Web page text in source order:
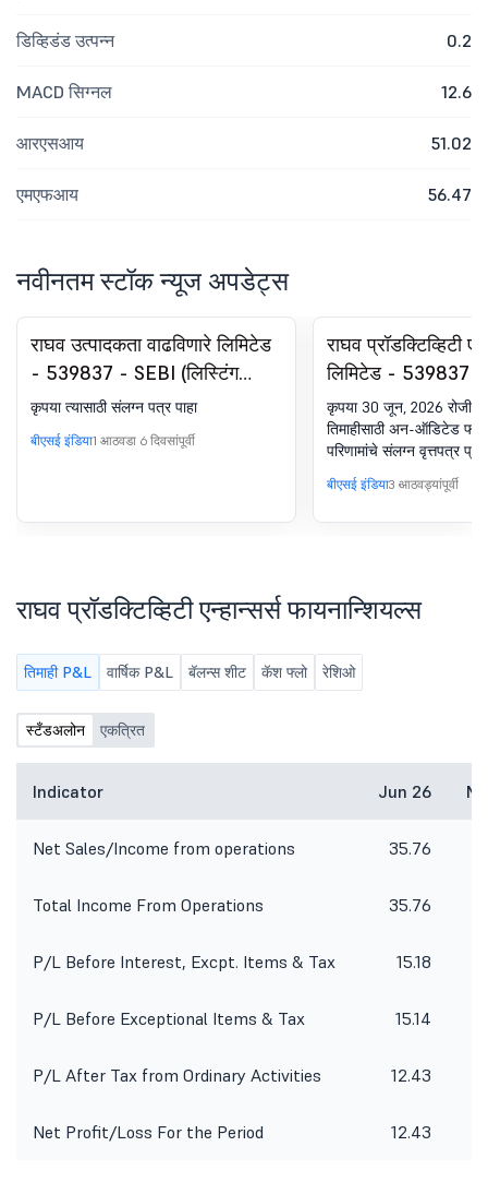
डिव्हिडंड उत्पन्न 0.2
MACD सिग्नल 12.6
आरएसआय 51.02
एमएफआय 56.47
नवीनतम स्टॉक न्यूज अपडेट्स
राघव उत्पादकता वाढविणारे लिमिटेड
- 539837 - SEBI (लिस्टिंग
ऑब्लिगेशन्स अँड डिस्क्लोजर
रिक्वायरमेंट्स) रेग्युलेशन्स, 2015 च्या
कृपया त्यासाठी संलग्न पत्र पाहा
बीएसई इंडिया1 आठवडा 6 दिवसांपूर्वी
राघव प्रॉडक्टिव्हिटी
लिमिटेड - 539837
30 (एलओडीआर)
न्यूजपेपर पब्लिकेशन
कृपया 30 जून, 2026 रोजी
तिमाहीसाठी अन-ऑडिटेड
परिणामांचे संलग्न वृत्तपत्र
बीएसई इंडिया3 आठवड्यांपूर्वी
राघव प्रॉडक्टिव्हिटी एन्हान्सर्स फायनान्शियल्स
तिमाही P&L वार्षिक P&L बॅलन्स शीट कॅश फ्लो रेशिओ
स्टँडअलोन एकत्रित
Indicator Jun 26
Net Sales/Income from operations 35.76
Total Income From Operations 35.76
P/L Before Interest, Excpt. Items & Tax 15.18
P/L Before Exceptional Items & Tax 15.14
P/L After Tax from Ordinary Activities 12.43
Net Profit/Loss For the Period 12.43